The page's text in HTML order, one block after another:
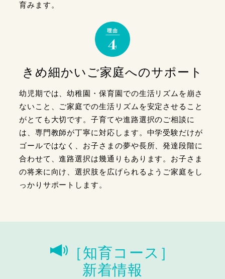
育みます。
きめ細かいご家庭へのサポート
幼児期では、幼稚園・保育園での生活リズムを崩さ
ないこと、ご家庭での生活リズムを安定させること
がとても大切です。子育てや進路選択のご相談に
は、専門教師が丁寧に対応します。中学受験だけが
ゴールではなく、お子さまの夢や長所、発達段階に
合わせて、進路選択は幾通りもあります。お子さま
の将来に向け、選択肢を広げられるようご家庭をし
っかりサポートします。
［知育コース］
新着情報